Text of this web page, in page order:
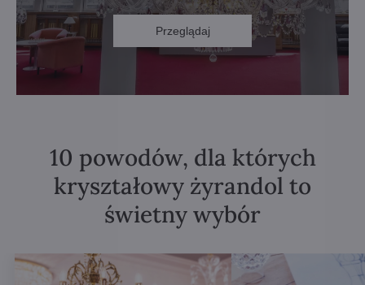
Przeglądaj
10 powodów, dla których
kryształowy żyrandol to
świetny wybór